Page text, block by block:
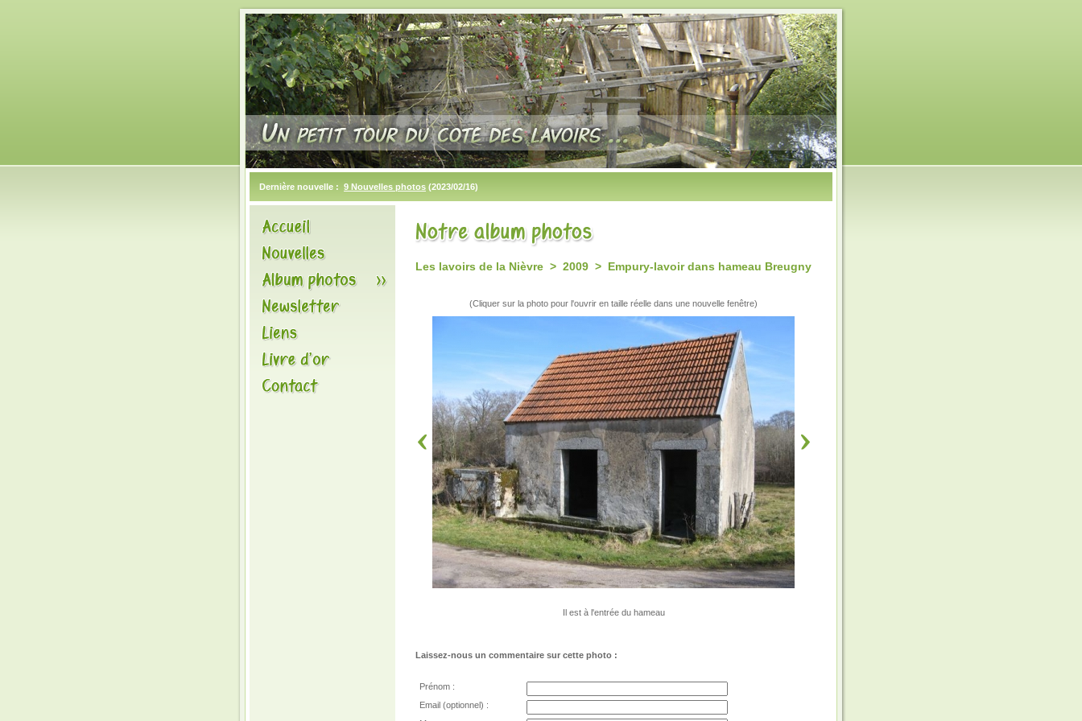
Dernière nouvelle : 9 Nouvelles photos (2023/02/16)
Les lavoirs de la Nièvre > 2009 > Empury-lavoir dans hameau Breugny
(Cliquer sur la photo pour l'ouvrir en taille réelle dans une nouvelle fenêtre)
Il est à l'entrée du hameau
Laissez-nous un commentaire sur cette photo :
Prénom :
Email (optionnel) :